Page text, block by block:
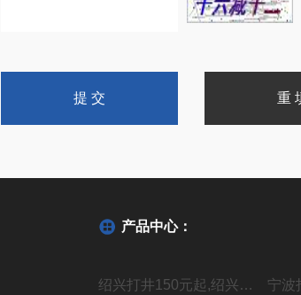
产品中心：
绍兴打井150元起,绍兴机器钻水井施工单位